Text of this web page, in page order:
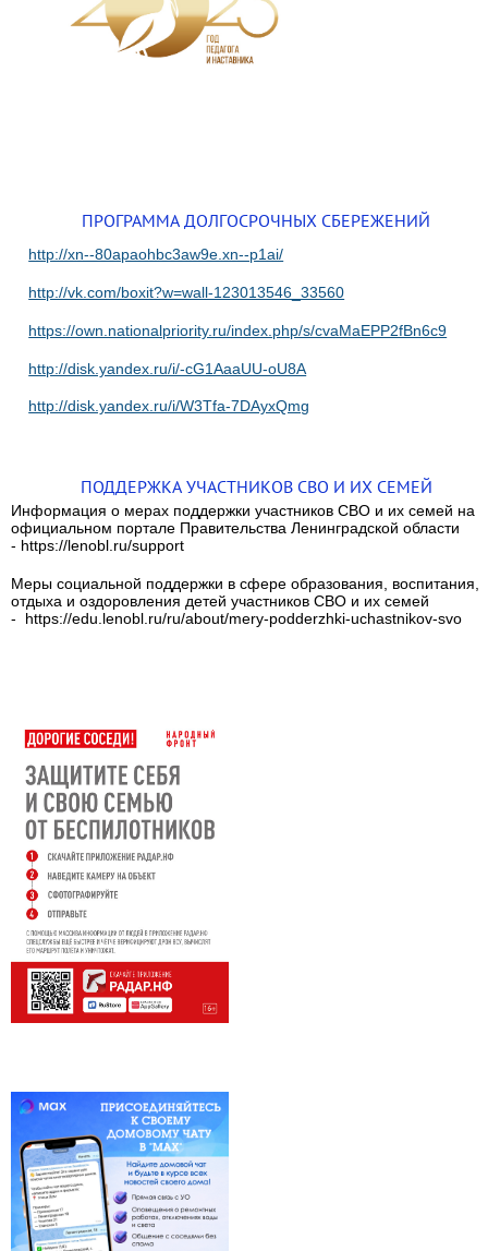
ПРОГРАММА ДОЛГОСРОЧНЫХ СБЕРЕЖЕНИЙ
http://xn--80apaohbc3aw9e.xn--p1ai/
http://vk.com/boxit?w=wall-123013546_33560
https://own.nationalpriority.ru/index.php/s/cvaMaEPP2fBn6c9
http://disk.yandex.ru/i/-cG1AaaUU-oU8A
http://disk.yandex.ru/i/W3Tfa-7DAyxQmg
ПОДДЕРЖКА УЧАСТНИКОВ СВО И ИХ СЕМЕЙ
Информация о мерах поддержки участников СВО и их семей на
официальном портале Правительства Ленинградской области
- https://lenobl.ru/support
Меры социальной поддержки в сфере образования, воспитания,
отдыха и оздоровления детей участников СВО и их семей
- https://edu.lenobl.ru/ru/about/mery-podderzhki-uchastnikov-svo